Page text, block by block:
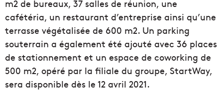
m2 de bureaux, 37 salles de réunion, une
cafétéria, un restaurant d’entreprise ainsi qu’une
terrasse végétalisée de 600 m2. Un parking
souterrain a également été ajouté avec 36 places
de stationnement et un espace de coworking de
500 m2, opéré par la filiale du groupe, StartWay,
sera disponible dès le 12 avril 2021.